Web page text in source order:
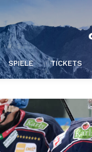
SPIELE TICKETS